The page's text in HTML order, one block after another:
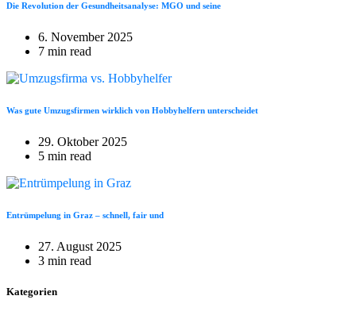
Die Revolution der Gesundheitsanalyse: MGO und seine
6. November 2025
7 min read
Was gute Umzugsfirmen wirklich von Hobbyhelfern unterscheidet
29. Oktober 2025
5 min read
Entrümpelung in Graz – schnell, fair und
27. August 2025
3 min read
Kategorien